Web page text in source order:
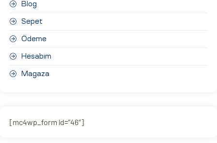
Blog
Sepet
Ödeme
Hesabım
Magaza
[mc4wp_form id=”46″]